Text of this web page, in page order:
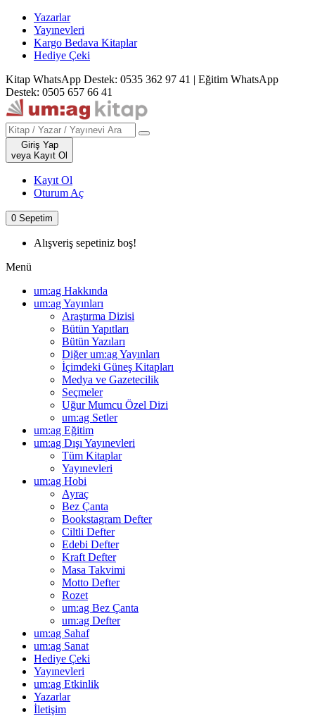
Yazarlar
Yayınevleri
Kargo Bedava Kitaplar
Hediye Çeki
Kitap WhatsApp Destek: 0535 362 97 41 | Eğitim WhatsApp
Destek: 0505 657 66 41
Giriş Yap
veya Kayıt Ol
Kayıt Ol
Oturum Aç
0 Sepetim
Alışveriş sepetiniz boş!
Menü
um:ag Hakkında
um:ag Yayınları
Araştırma Dizisi
Bütün Yapıtları
Bütün Yazıları
Diğer um:ag Yayınları
İçimdeki Güneş Kitapları
Medya ve Gazetecilik
Seçmeler
Uğur Mumcu Özel Dizi
um:ag Setler
um:ag Eğitim
um:ag Dışı Yayınevleri
Tüm Kitaplar
Yayınevleri
um:ag Hobi
Ayraç
Bez Çanta
Bookstagram Defter
Ciltli Defter
Edebi Defter
Kraft Defter
Masa Takvimi
Motto Defter
Rozet
um:ag Bez Çanta
um:ag Defter
um:ag Sahaf
um:ag Sanat
Hediye Çeki
Yayınevleri
um:ag Etkinlik
Yazarlar
İletişim